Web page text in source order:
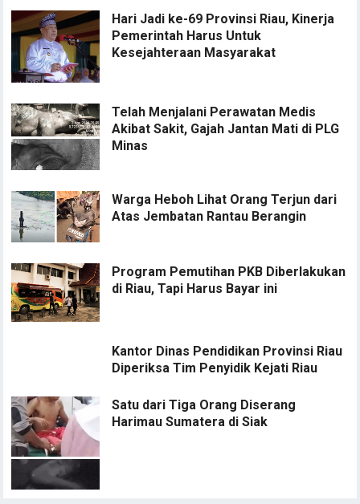
Hari Jadi ke-69 Provinsi Riau, Kinerja
Pemerintah Harus Untuk
Kesejahteraan Masyarakat
Telah Menjalani Perawatan Medis
Akibat Sakit, Gajah Jantan Mati di PLG
Minas
Warga Heboh Lihat Orang Terjun dari
Atas Jembatan Rantau Berangin
Program Pemutihan PKB Diberlakukan
di Riau, Tapi Harus Bayar ini
Kantor Dinas Pendidikan Provinsi Riau
Diperiksa Tim Penyidik Kejati Riau
Satu dari Tiga Orang Diserang
Harimau Sumatera di Siak